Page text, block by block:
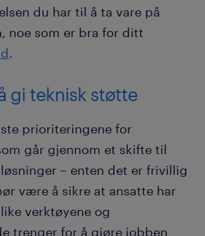
du har til å ta vare på
noe som er bra for ditt
.
gi teknisk støtte
prioriteringene for
går gjennom et skifte til
– enten det er frivillig
være å sikre at ansatte har
verktøyene og
trenger for å gjøre jobben